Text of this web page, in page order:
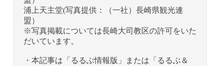
浦上天主堂(写真提供：（一社）長崎県観光連
盟）
※写真掲載については長崎大司教区の許可をいた
だいています。
・本記事は「るるぶ情報版」または「るるぶ＆